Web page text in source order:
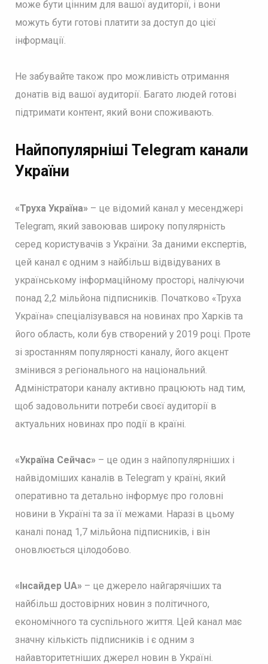
може бути цінним для вашої аудиторії, і вони
можуть бути готові платити за доступ до цієї
інформації.
Не забувайте також про можливість отримання
донатів від вашої аудиторії. Багато людей готові
підтримати контент, який вони споживають.
Найпопулярніші Telegram канали
України
«Труха Україна»– це відомий канал у месенджері
Telegram, який завоював широку популярність
серед користувачів з України. За даними експертів,
цей канал є одним з найбільш відвідуваних в
українському інформаційному просторі, налічуючи
понад 2,2 мільйона підписників. Початково «Труха
Україна» спеціалізувався на новинах про Харків та
його область, коли був створений у 2019 році. Проте
зі зростанням популярності каналу, його акцент
змінився з регіонального на національний.
Адміністратори каналу активно працюють над тим,
щоб задовольнити потреби своєї аудиторії в
актуальних новинах про події в країні.
«Україна Сейчас» – це один з найпопулярніших і
найвідоміших каналів в Telegram у країні, який
оперативно та детально інформує про головні
новини в Україні та за її межами. Наразі в цьому
каналі понад 1,7 мільйона підписників, і він
оновлюється цілодобово.
«Інсайдер UA»– це джерело найгарячіших та
найбільш достовірних новин з політичного,
економічного та суспільного життя. Цей канал має
значну кількість підписників і є одним з
найавторитетніших джерел новин в Україні.